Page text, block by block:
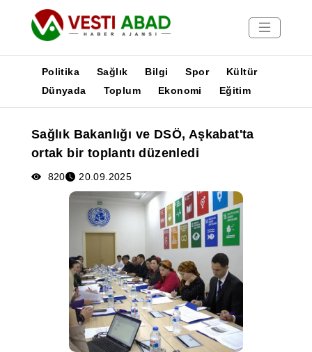
Yayınlar
Medya
Poster
Politika Sağlık Bilgi Spor
Kültür
Dünyada
Toplum Ekonomi Eğitim
Sağlık Bakanlığı ve DSÖ, Aşkabat'ta
ortak bir toplantı düzenledi
820 20.09.2025